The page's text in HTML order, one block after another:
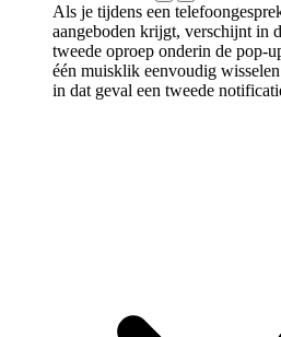
Als je tijdens een
aangeboden krijgt, verschijnt in
tweede oproep onderin de pop-
één muisklik eenvoudig
in dat geval een tweede